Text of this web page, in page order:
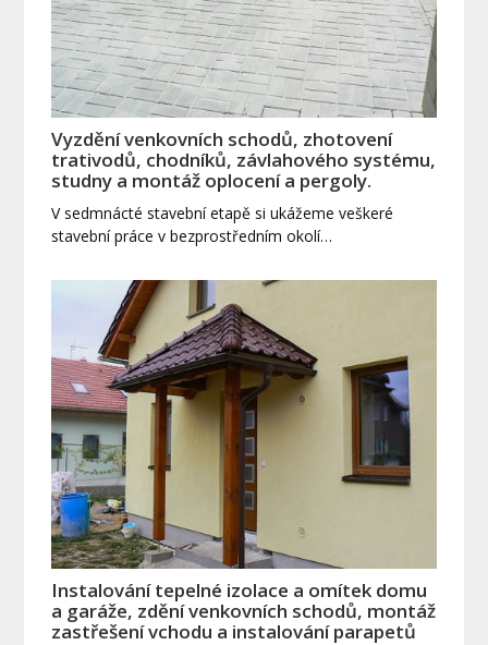
Vyzdění venkovních schodů, zhotovení
trativodů, chodníků, závlahového systému,
studny a montáž oplocení a pergoly.
V sedmnácté stavební etapě si ukážeme veškeré
stavební práce v bezprostředním okolí…
Instalování tepelné izolace a omítek domu
a garáže, zdění venkovních schodů, montáž
zastřešení vchodu a instalování parapetů